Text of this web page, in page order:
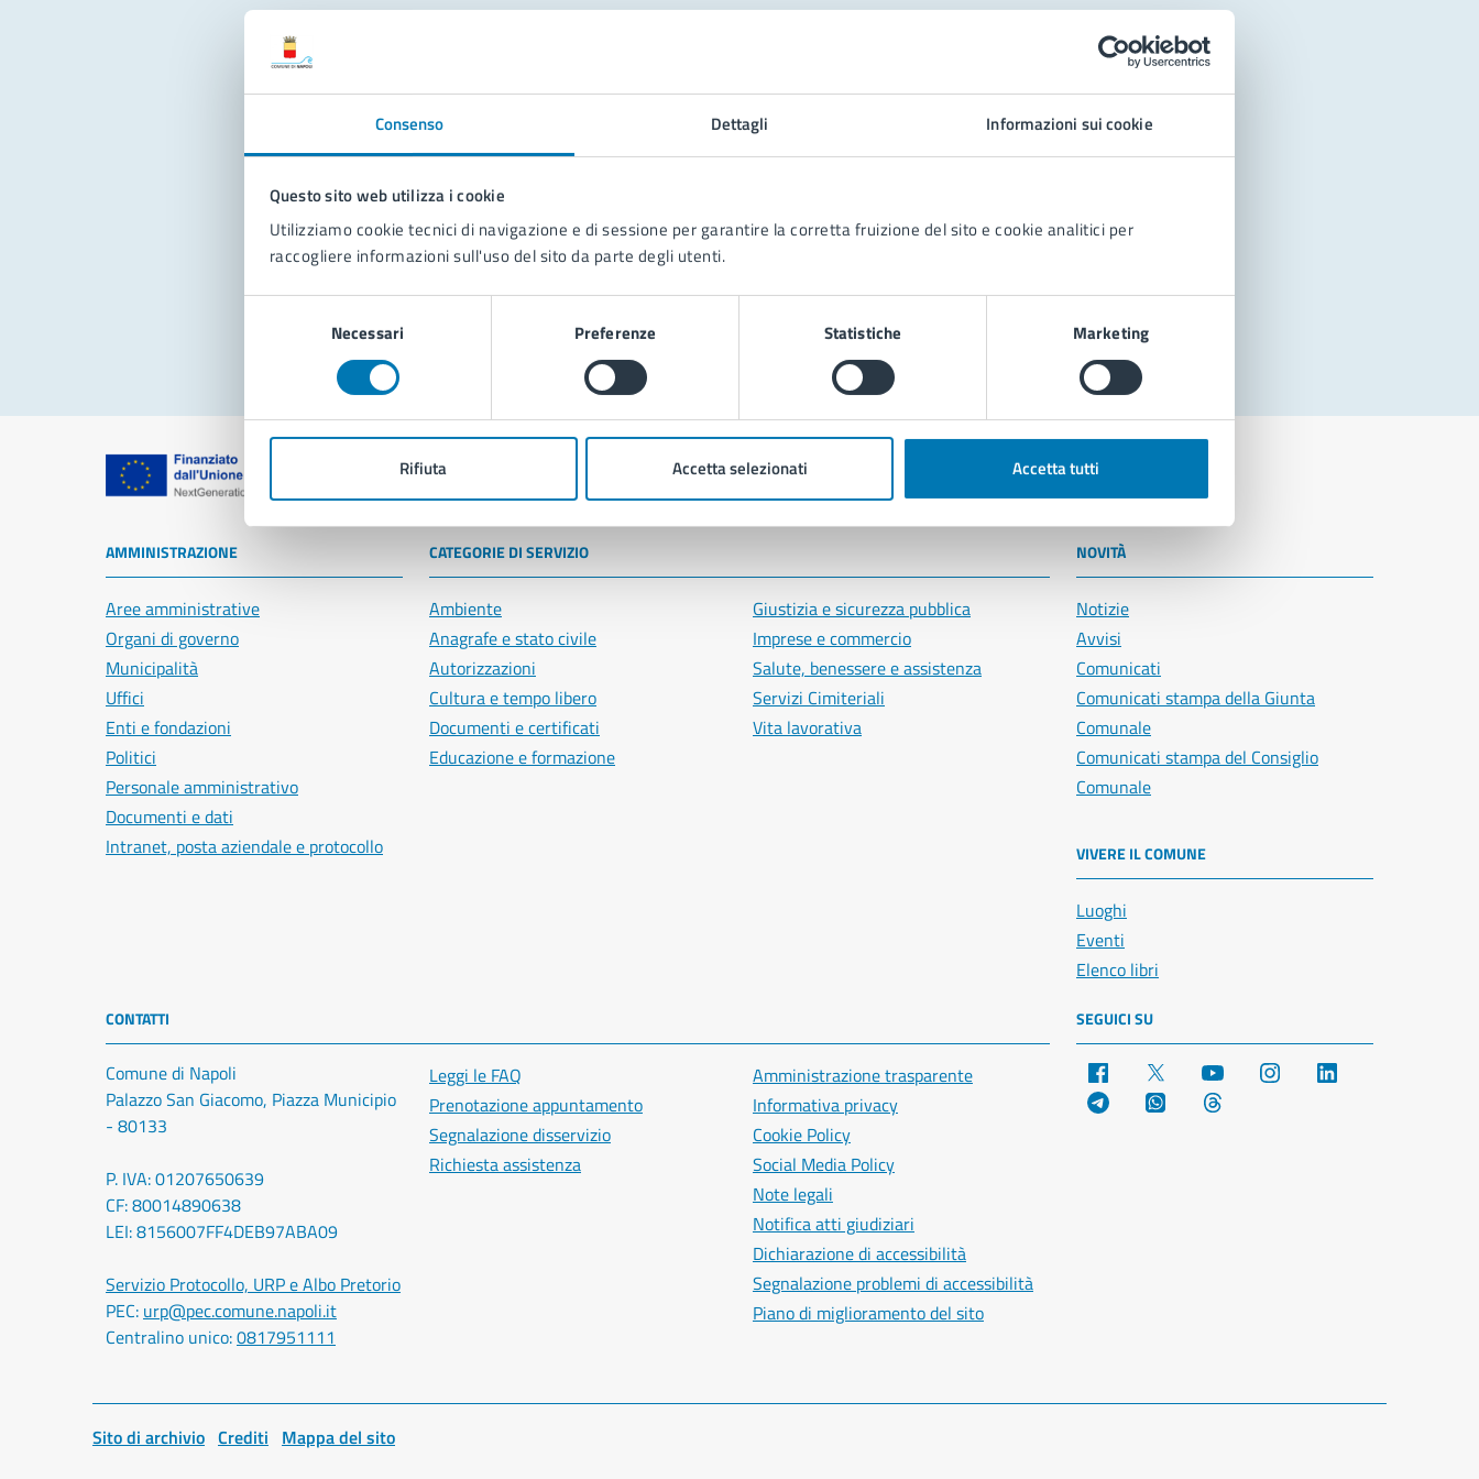
Consenso Dettagli Informazioni sui cookie
Questo sito web utilizza i cookie
Utilizziamo cookie tecnici di navigazione e di sessione per garantire la corretta fruizione del sito e cookie analitici per
raccogliere informazioni sull'uso del sito da parte degli utenti.
Necessari Preferenze Statistiche Marketing
Rifiuta Accetta selezionati Accetta tutti
Problemi in città
Segnala disservizio
Comune di Napoli
AMMINISTRAZIONE
Aree amministrative
Organi di governo
Municipalità
Uffici
Enti e fondazioni
Politici
Personale amministrativo
Documenti e dati
Intranet, posta aziendale e protocollo
CATEGORIE DI SERVIZIO
Ambiente
Anagrafe e stato civile
Autorizzazioni
Cultura e tempo libero
Documenti e certificati
Educazione e formazione
Giustizia e sicurezza pubblica
Imprese e commercio
Salute, benessere e assistenza
Servizi Cimiteriali
Vita lavorativa
NOVITÀ
Notizie
Avvisi
Comunicati
Comunicati stampa della Giunta
Comunale
Comunicati stampa del Consiglio
Comunale
VIVERE IL COMUNE
Luoghi
Eventi
Elenco libri
CONTATTI
Comune di Napoli
Palazzo San Giacomo, Piazza Municipio
- 80133
P. IVA: 01207650639
CF: 80014890638
LEI: 8156007FF4DEB97ABA09
Servizio Protocollo, URP e Albo Pretorio
PEC: urp@pec.comune.napoli.it
Centralino unico:0817951111
Leggi le FAQ
Prenotazione appuntamento
Segnalazione disservizio
Richiesta assistenza
Amministrazione trasparente
Informativa privacy
Cookie Policy
Social Media Policy
Note legali
Notifica atti giudiziari
Dichiarazione di accessibilità
Segnalazione problemi di accessibilità
Piano di miglioramento del sito
SEGUICI SU
Facebook YouTube Instagram
Telegram WhatsApp
Sito di archivio Crediti Mappa del sito